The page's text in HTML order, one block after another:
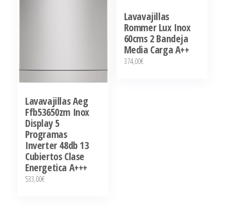
Lavavajillas Aeg
Ffb53650zm Inox
Display 5
Programas
Inverter 48db 13
Cubiertos Clase
Energetica A+++
533,00€
Lavavajillas
Rommer Lux Inox
60cms 2 Bandeja
Media Carga A++
374,00€